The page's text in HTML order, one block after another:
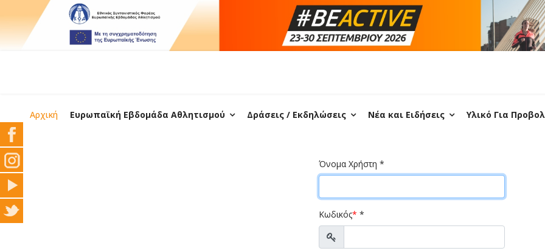
Αρχική Ευρωπαϊκή Εβδομάδα Αθλητισμού Δράσεις / Εκδηλώσεις Νέα και Ειδήσεις Υλικό Για
Όνομα Χρήστη *
Κωδικός* *
Προβολή